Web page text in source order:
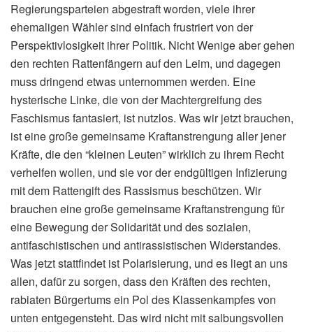
Regierungsparteien abgestraft worden, viele ihrer
ehemaligen Wähler sind einfach frustriert von der
Perspektivlosigkeit ihrer Politik. Nicht Wenige aber gehen
den rechten Rattenfängern auf den Leim, und dagegen
muss dringend etwas unternommen werden. Eine
hysterische Linke, die von der Machtergreifung des
Faschismus fantasiert, ist nutzlos. Was wir jetzt brauchen,
ist eine große gemeinsame Kraftanstrengung aller jener
Kräfte, die den “kleinen Leuten” wirklich zu ihrem Recht
verhelfen wollen, und sie vor der endgültigen Infizierung
mit dem Rattengift des Rassismus beschützen. Wir
brauchen eine große gemeinsame Kraftanstrengung für
eine Bewegung der Solidarität und des sozialen,
antifaschistischen und antirassistischen Widerstandes.
Was jetzt stattfindet ist Polarisierung, und es liegt an uns
allen, dafür zu sorgen, dass den Kräften des rechten,
rabiaten Bürgertums ein Pol des Klassenkampfes von
unten entgegensteht. Das wird nicht mit salbungsvollen